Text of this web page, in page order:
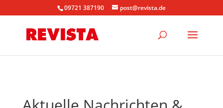
09721 387190 post@revista.de